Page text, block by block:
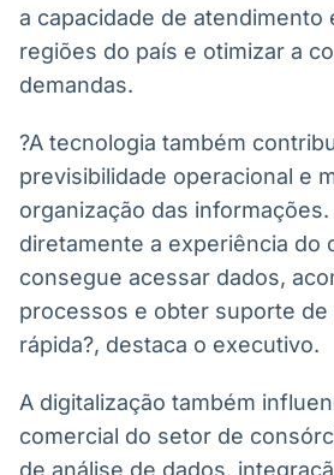
a capacidade de atendimento
regiões do país e otimizar a
demandas.
?A tecnologia também
previsibilidade operacional e
organização das
diretamente a experiência do
consegue acessar dados,
processos e obter suporte de
rápida?, destaca o executivo.
A digitalização também
comercial do setor de